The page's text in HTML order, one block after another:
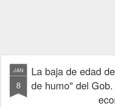
JAN
8
La baja de edad
de humo" del